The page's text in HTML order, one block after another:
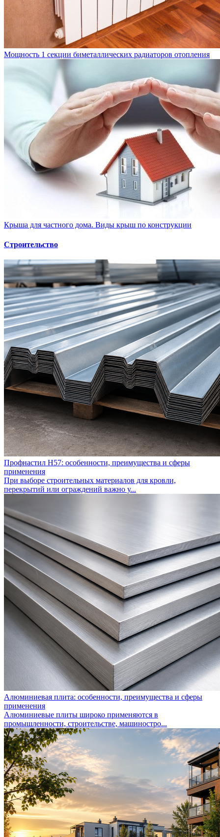
Мощность 1 секции биметаллических радиаторов отопления
Крыша для частного дома. Виды крыш по конструкции
Строительство
Профнастил Н57: особенности, преимущества и сферы
применения
При выборе строительных материалов для кровли,
перекрытий или ограждений важно у...
Алюминиевая плита: особенности, преимущества и сферы
применения
Алюминиевые плиты широко применяются в
промышленности, строительстве, машиностро...